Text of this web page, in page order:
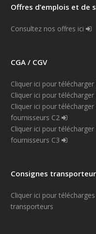
Offres d’emplois et de
Consultez nos offres ici
CGA / CGV
Cliquer ici pour
Cliquer ici pour
Cliquer ici pour
fournisseurs C2
Cliquer ici pour
fournisseurs C3
Consignes transporteur
Cliquer ici pour
transporteurs